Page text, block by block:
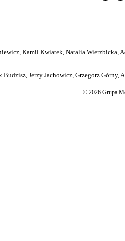
Kamil Kwiatek, Natalia Wierzbicka,
Jerzy Jachowicz, Grzegorz Górny,
© 2026 Grupa